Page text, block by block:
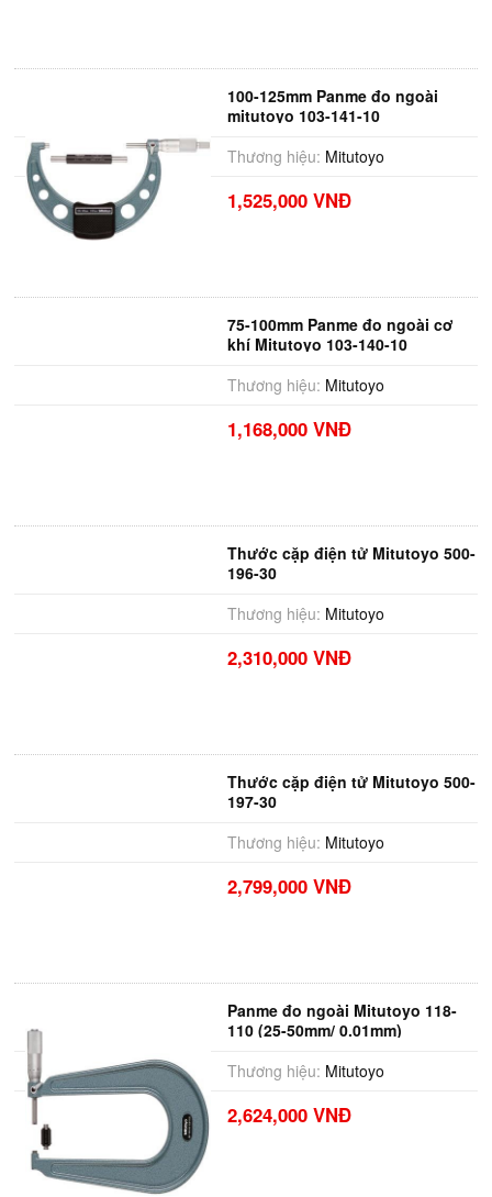
100-125mm Panme đo ngoài
mitutoyo 103-141-10
Thương hiệu: Mitutoyo
1,525,000 VNĐ
75-100mm Panme đo ngoài cơ
khí Mitutoyo 103-140-10
Thương hiệu: Mitutoyo
1,168,000 VNĐ
Thước cặp điện tử Mitutoyo 500-
196-30
Thương hiệu: Mitutoyo
2,310,000 VNĐ
Thước cặp điện tử Mitutoyo 500-
197-30
Thương hiệu: Mitutoyo
2,799,000 VNĐ
Panme đo ngoài Mitutoyo 118-
110 (25-50mm/ 0.01mm)
Thương hiệu: Mitutoyo
2,624,000 VNĐ